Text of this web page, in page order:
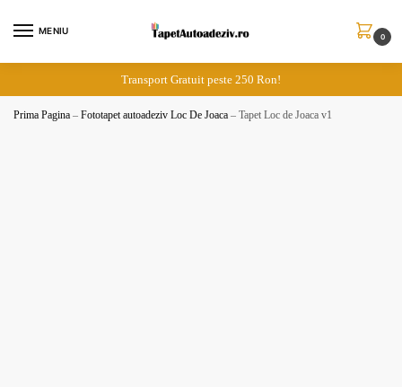
MENIU
0
Transport Gratuit peste 250 Ron!
Prima Pagina – Fototapet autoadeziv Loc De Joaca – Tapet Loc de Joaca v1